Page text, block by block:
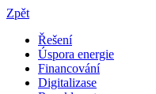
Zpět
Řešení
Úspora energie
Financování
Digitalizase